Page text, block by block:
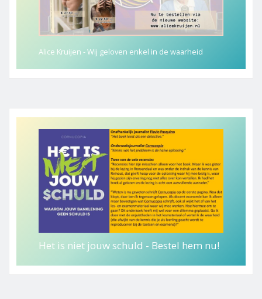
Alice Kruijen - Wij geloven enkel in de waarheid
Het is niet jouw schuld - Bestel hem nu!